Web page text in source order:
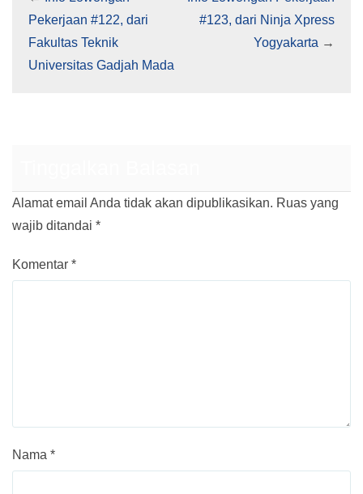
Pekerjaan #122, dari
Fakultas Teknik
Universitas Gadjah Mada
#123, dari Ninja Xpress
Yogyakarta →
Alamat email Anda tidak akan dipublikasikan. Ruas yang
wajib ditandai *
Komentar *
Nama *